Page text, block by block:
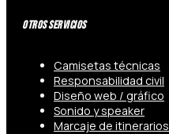
Otros Servicios
Camisetas técnicas
Responsabilidad civil
Diseño web / gráfico
Sonido y speaker
Marcaje de itinerarios